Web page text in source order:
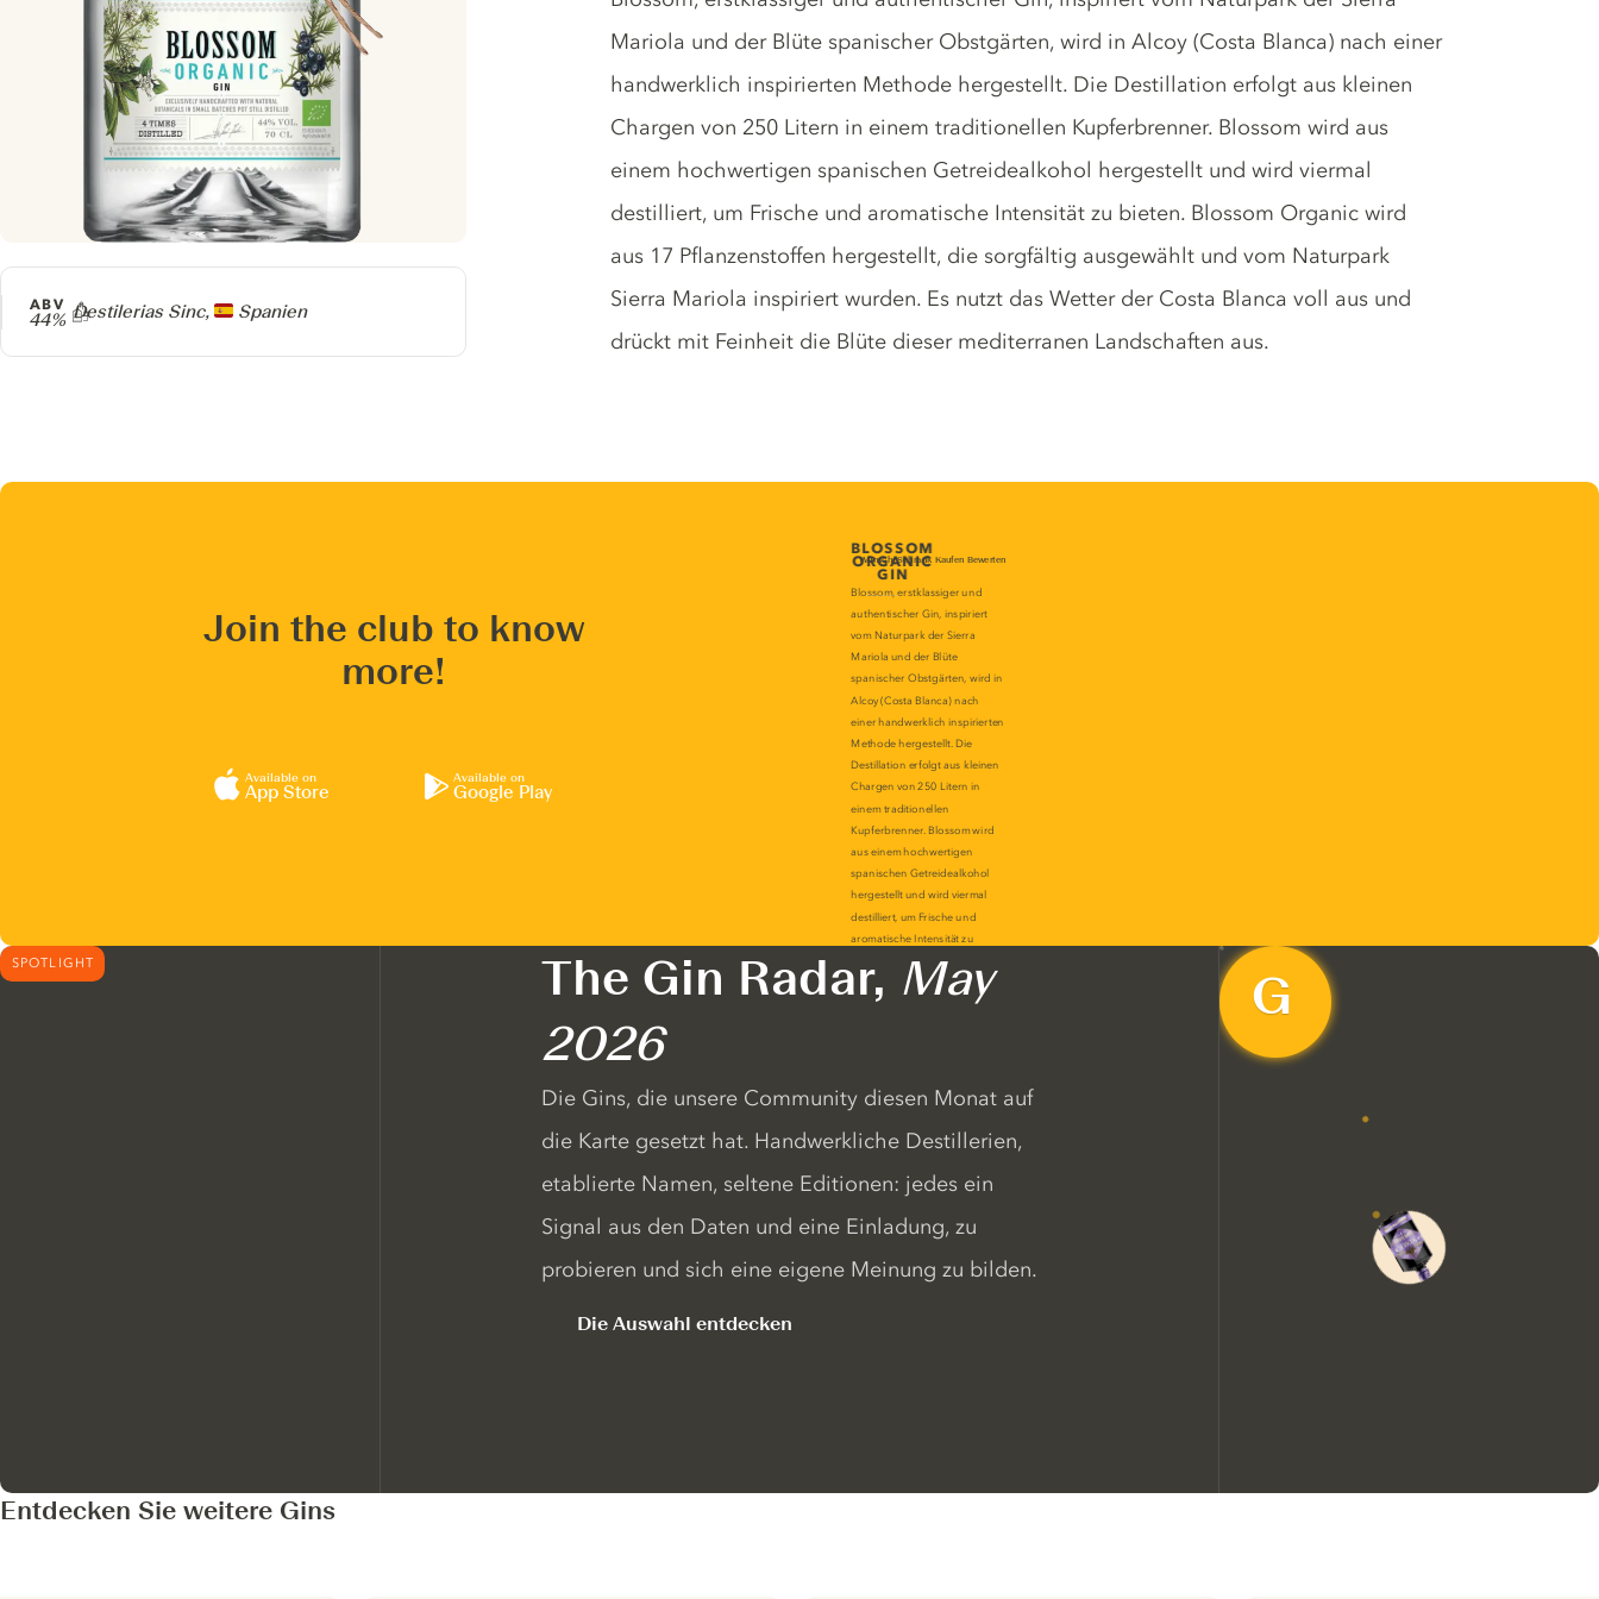
Producer
Destilerias Sinc, Spanien
ABV
44%
Mariola und der Blüte spanischer Obstgärten, wird in Alcoy (Costa Blanca) nach einer
handwerklich inspirierten Methode hergestellt. Die Destillation erfolgt aus kleinen
Chargen von 250 Litern in einem traditionellen Kupferbrenner. Blossom wird aus
einem hochwertigen spanischen Getreidealkohol hergestellt und wird viermal
destilliert, um Frische und aromatische Intensität zu bieten. Blossom Organic wird
aus 17 Pflanzenstoffen hergestellt, die sorgfältig ausgewählt und vom Naturpark
Sierra Mariola inspiriert wurden. Es nutzt das Wetter der Costa Blanca voll aus und
drückt mit Feinheit die Blüte dieser mediterranen Landschaften aus.
Join the club to know
more!
Available on
App Store
Available on
Google Play
SPOTLIGHT The Gin Radar, May
2026
Die Gins, die unsere Community diesen Monat auf
die Karte gesetzt hat. Handwerkliche Destillerien,
etablierte Namen, seltene Editionen: jedes ein
Signal aus den Daten und eine Einladung, zu
probieren und sich eine eigene Meinung zu bilden.
Die Auswahl entdecken
Entdecken Sie weitere Gins